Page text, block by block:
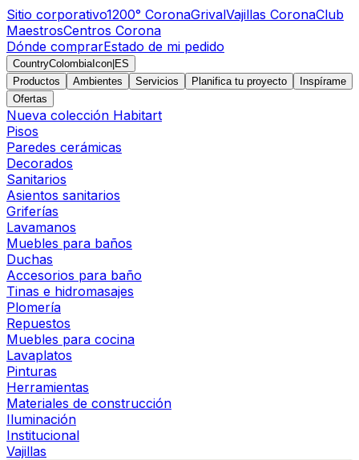
Sitio corporativo1200° CoronaGrivalVajillas CoronaClub
MaestrosCentros Corona
Dónde comprarEstado de mi pedido
CountryColombiaIcon ES
Productos
Ambientes Servicios Planifica tu proyecto
Inspírame
Ofertas
Nueva colección Habitart
Pisos
Paredes cerámicas
Decorados
Sanitarios
Asientos sanitarios
Griferías
Lavamanos
Muebles para baños
Duchas
Accesorios para baño
Tinas e hidromasajes
Plomería
Repuestos
Muebles para cocina
Lavaplatos
Pinturas
Herramientas
Materiales de construcción
Iluminación
Institucional
Vajillas